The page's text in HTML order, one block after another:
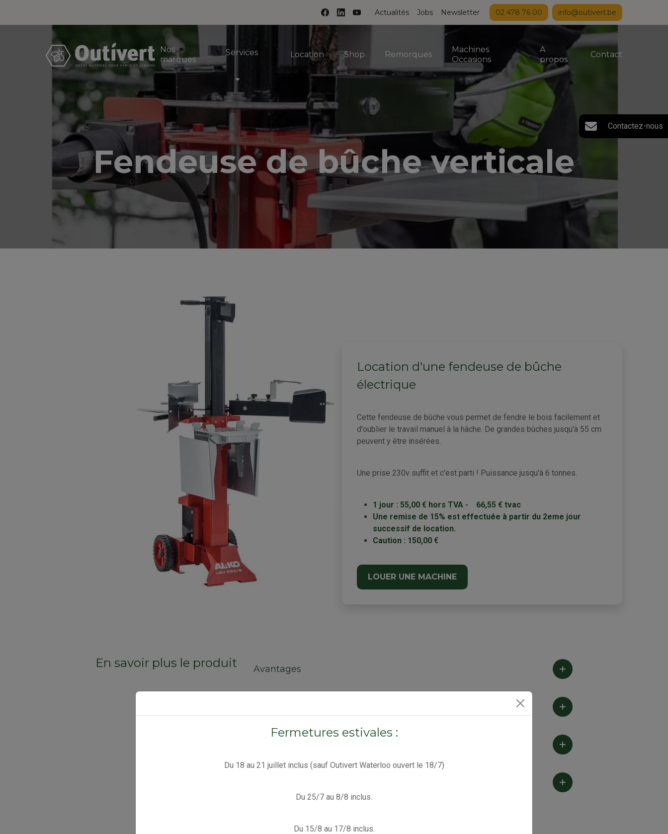
Nos
marques
Services Location Shop Remorques
Machines
Occasions
A
propos
Contact
Actualités Jobs Newsletter 02 478 76 00 info@outivert.be
Fendeuse de bûche verticale
Contactez-nous
Location d'une fendeuse de bûche
électrique
Cette fendeuse de bûche vous permet de fendre le bois facilement et
d'oublier le travail manuel à la hâche. De grandes bûches jusqu'à 55 cm
peuvent y être insérées.
Une prise 230v suffit et c'est parti ! Puissance jusqu'à 6 tonnes.
1 jour : 55,00 € hors TVA - 66,55 € tvac
Une remise de 15% est effectuée à partir du 2eme jour
successif de location.
Caution : 150,00 €
LOUER UNE MACHINE
En savoir plus le produit Avantages
Fermetures estivales :
Du 18 au 21 juillet inclus (sauf Outivert Waterloo ouvert le 18/7)
Du 25/7 au 8/8 inclus.
Du 15/8 au 17/8 inclus.